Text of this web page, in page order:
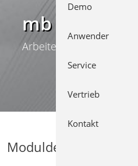
mb WorkSuite
Arbeiten mit Komfort
Moduldetails
Demo
Anwender
Service
Vertrieb
Kontakt